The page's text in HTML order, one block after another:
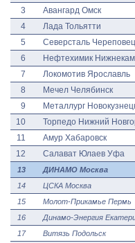
3
Авангард Омск
4
Лада Тольятти
5
Северсталь Череповец
6
Нефтехимик
7
Локомотив Ярославль
8
Мечел Челябинск
9
Металлург
10
Торпедо Нижний
11
Амур Хабаровск
12
Салават Юлаев Уфа
13 ДИНАМО Москва
14
ЦСКА Москва
15
Молот-Прикамье Пермь
16
Динамо-Энергия
17
Витязь Подольск